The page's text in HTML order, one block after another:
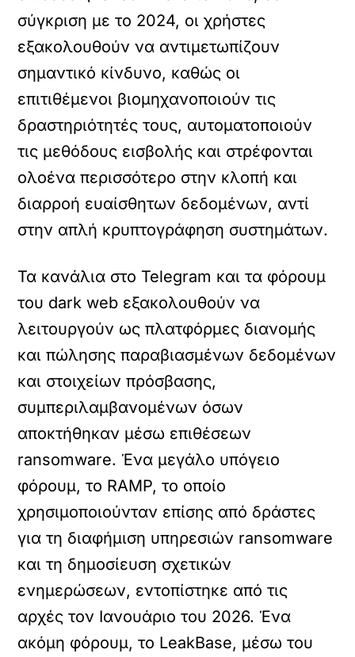
σύγκριση με το 2024, οι χρήστες
εξακολουθούν να αντιμετωπίζουν
σημαντικό κίνδυνο, καθώς οι
επιτιθέμενοι βιομηχανοποιούν τις
δραστηριότητές τους, αυτοματοποιούν
τις μεθόδους εισβολής και στρέφονται
ολοένα περισσότερο στην κλοπή και
διαρροή ευαίσθητων δεδομένων, αντί
στην απλή κρυπτογράφηση συστημάτων.
Τα κανάλια στο Telegram και τα φόρουμ
του dark web εξακολουθούν να
λειτουργούν ως πλατφόρμες διανομής
και πώλησης παραβιασμένων δεδομένων
και στοιχείων πρόσβασης,
συμπεριλαμβανομένων όσων
αποκτήθηκαν μέσω επιθέσεων
ransomware. Ένα μεγάλο υπόγειο
φόρουμ, το RAMP, το οποίο
χρησιμοποιούνταν επίσης από δράστες
για τη διαφήμιση υπηρεσιών ransomware
και τη δημοσίευση σχετικών
ενημερώσεων, εντοπίστηκε από τις
αρχές τον Ιανουάριο του 2026. Ένα
ακόμη φόρουμ, το LeakBase, μέσω του